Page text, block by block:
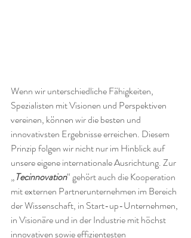
Wenn wir unterschiedliche Fähigkeiten,
Spezialisten mit Visionen und Perspektiven
vereinen, können wir die besten und
innovativsten Ergebnisse erreichen. Diesem
Prinzip folgen wir nicht nur im Hinblick auf
unsere eigene internationale Ausrichtung. Zur
„Tecinnovation“ gehört auch die Kooperation
mit externen Partnerunternehmen im Bereich
der Wissenschaft, in Start-up-Unternehmen,
in Visionäre und in der Industrie mit höchst
innovativen sowie effizientesten